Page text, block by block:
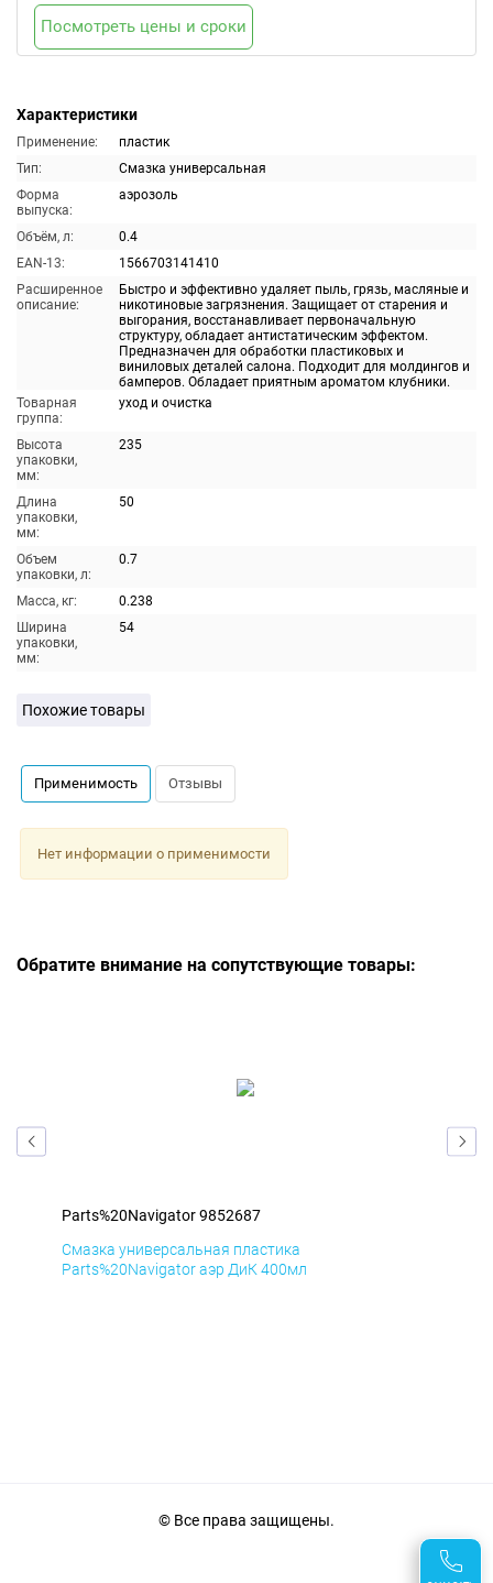
Характеристики
Применение:
пластик
Тип:
Смазка универсальная
Форма
выпуска:
аэрозоль
Объём, л:
0.4
EAN-13:
1566703141410
Расширенное
описание:
Быстро и эффективно удаляет пыль, грязь, масляные и
никотиновые загрязнения. Защищает от старения и
выгорания, восстанавливает первоначальную
структуру, обладает антистатическим эффектом.
Предназначен для обработки пластиковых и
виниловых деталей салона. Подходит для молдингов и
бамперов. Обладает приятным ароматом клубники.
Товарная
группа:
уход и очистка
Высота
упаковки,
мм:
235
Длина
упаковки,
мм:
50
Объем
упаковки, л:
0.7
Масса, кг:
0.238
Ширина
упаковки,
мм:
54
Посмотреть цены и сроки
Похожие товары
Применимость Отзывы
Нет информации о применимости
Обратите внимание на сопутствующие товары:
Parts%20Navigator 9852687
Смазка универсальная пластика
Parts%20Navigator аэр ДиК 400мл
© Все права защищены.